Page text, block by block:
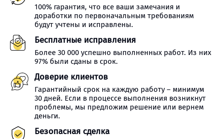
100% гарантия, что все ваши замечания и
доработки по первоначальным требованиям
будут учтены и исправлены.
Бесплатные исправления
Более 30 000 успешно выполненных работ. Из них
97% были сданы в срок.
Доверие клиентов
Гарантийный срок на каждую работу – минимум
30 дней. Если в процессе выполнения возникнут
проблемы, мы предложим решение или вернем
деньги.
Безопасная сделка